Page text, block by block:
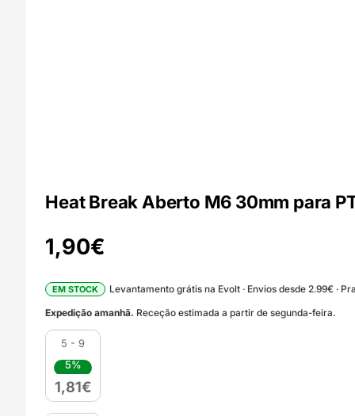
Heat Break Aberto M6 30mm para
1,90€
EM STOCK
Levantamento grátis na Evolt · Envios desde 2.99€ ·
Expedição amanhã. Receção estimada a partir de segunda-feira.
5 - 9
5%
1,81€